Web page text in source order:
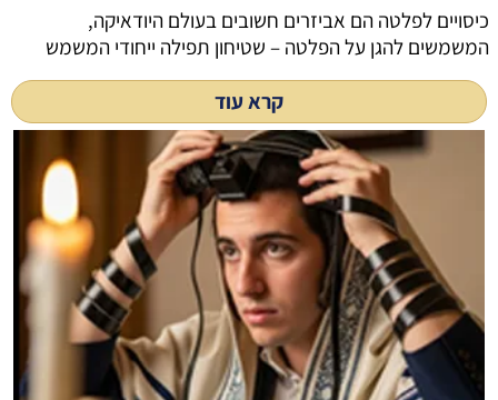
כיסויים לפלטה הם אביזרים חשובים בעולם היודאיקה,
המשמשים להגן על הפלטה – שטיחון תפילה ייחודי המשמש
קרא עוד